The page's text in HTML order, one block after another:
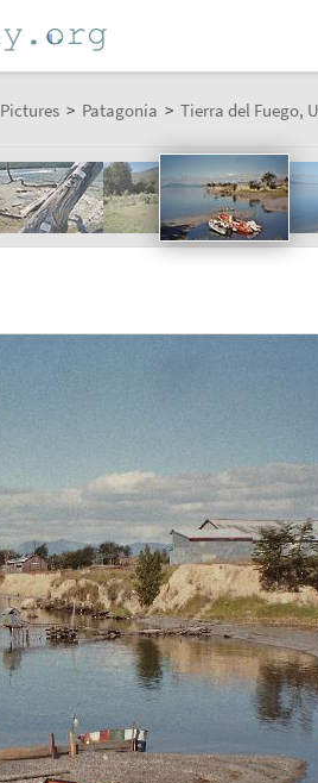
Pictures > Patagonia > Tierra del Fuego,